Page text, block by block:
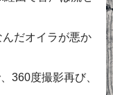
だオイラが悪か
360度撮影再び、